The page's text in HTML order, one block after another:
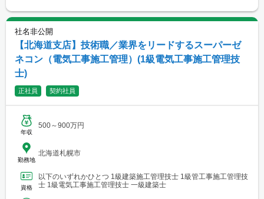
社名非公開
【北海道支店】技術職／業界をリードするスーパーゼ
ネコン（電気工事施工管理）(1級電気工事施工管理技
士)
正社員 契約社員
年収
500～900万円
勤務地
北海道札幌市
資格
以下のいずれかひとつ 1級建築施工管理技士 1級管工事施工管理技
士 1級電気工事施工管理技士 一級建築士